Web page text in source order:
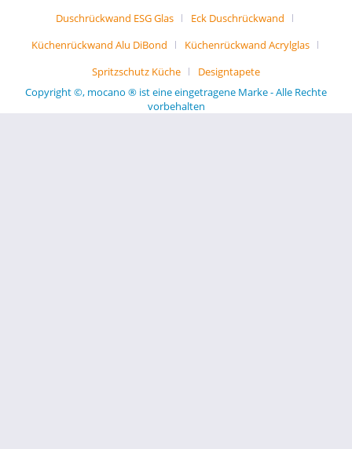
Duschrückwand ESG Glas
Eck Duschrückwand
Küchenrückwand Alu DiBond
Küchenrückwand Acrylglas
Spritzschutz Küche
Designtapete
Copyright ©, mocano ® ist eine eingetragene Marke - Alle Rechte
vorbehalten